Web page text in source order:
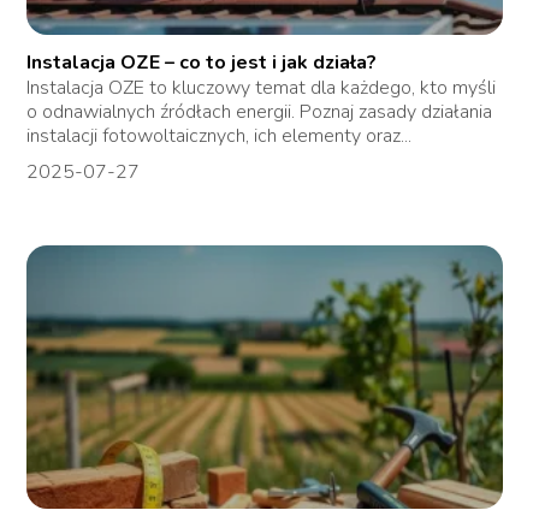
Instalacja OZE – co to jest i jak działa?
Instalacja OZE to kluczowy temat dla każdego, kto myśli
o odnawialnych źródłach energii. Poznaj zasady działania
instalacji fotowoltaicznych, ich elementy oraz...
2025-07-27